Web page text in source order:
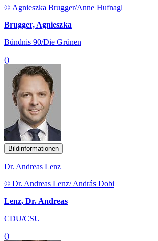
© Agnieszka Brugger/Anne Hufnagl
Brugger, Agnieszka
Bündnis 90/Die Grünen
()
Bildinformationen
Dr. Andreas Lenz
© Dr. Andreas Lenz/ András Dobi
Lenz, Dr. Andreas
CDU/CSU
()